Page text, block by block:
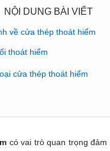
NỘI DUNG BÀI VIẾT
về cửa thép thoát hiểm
thoát hiểm
cửa thép thoát hiểm
có vai trò quan trọng